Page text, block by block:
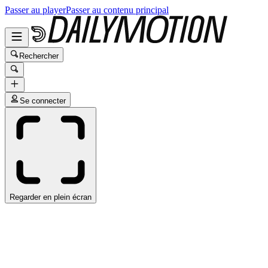
Passer au playerPasser au contenu principal
Rechercher
Se connecter
Regarder en plein écran